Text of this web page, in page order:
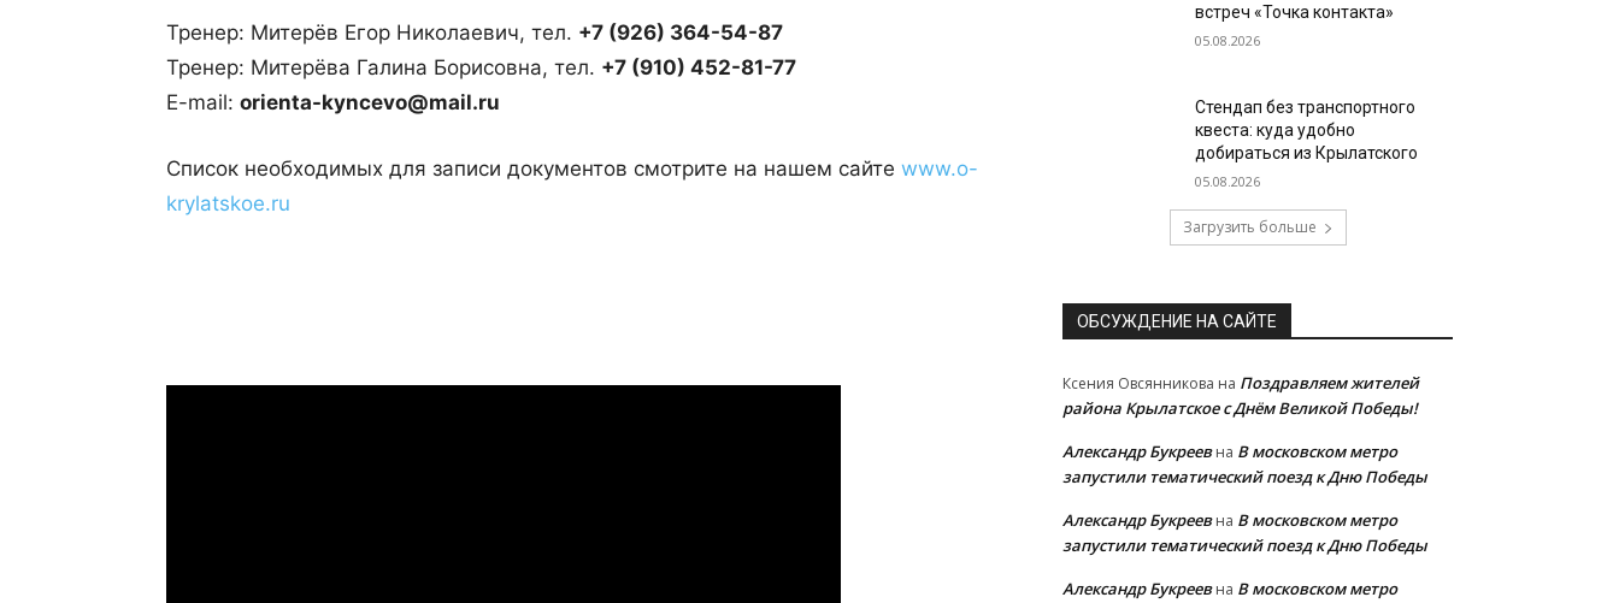
Тренер: Митерёв Егор Николаевич, тел. +7 (926) 364-54-87
Тренер: Митерёва Галина Борисовна, тел. +7 (910) 452-81-77
E-mail: orienta-kyncevo@mail.ru
Список необходимых для записи документов смотрите на нашем сайте www.o-
krylatskoe.ru
встреч «Точка контакта»
05.08.2026
Стендап без транспортного
квеста: куда удобно
добираться из Крылатского
05.08.2026
Загрузить больше
ОБСУЖДЕНИЕ НА САЙТЕ
Ксения Овсянникова на Поздравляем жителей
района Крылатское с Днём Великой Победы!
Александр Букреевна В московском метро
запустили тематический поезд к Дню Победы
Александр Букреевна В московском метро
запустили тематический поезд к Дню Победы
Александр Букреевна В московском метро